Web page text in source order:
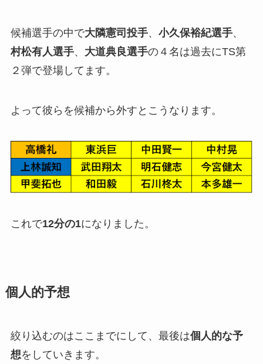
候補選手の中で大隣憲司投手、 小久保裕紀選手、
村松有人選手、 大道典良選手の４名は過去にTS第
２弾で登場してます。
よって彼らを候補から外すとこうなります。
これで12分の1になりました。
個人的予想
絞り込むのはここまでにして、最後は個人的な予
想をしていきます。